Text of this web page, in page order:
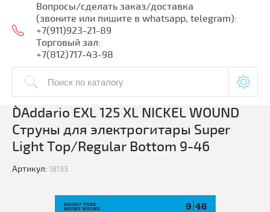
Вопросы/сделать заказ/доставка
(звоните или пишите в whatsapp, telegram):
+7(911)923-21-89
Торговый зал:
+7(812)717-43-98
D`Addario EXL 125 XL NICKEL WOUND
Струны для электрогитары Super
Light Top/Regular Bottom 9-46
Артикул:18133